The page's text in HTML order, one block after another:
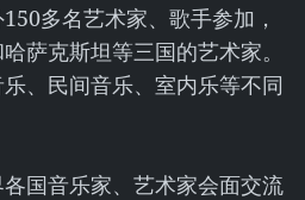
多名艺术家、歌手参加，
萨克斯坦等三国的艺术家。
、民间音乐、室内乐等不同
国音乐家、艺术家会面交流